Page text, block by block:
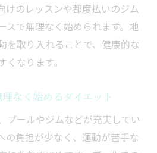
イエット食事改善のポイン
目指す運動術
き締めるシェイプアップ術
かした自宅ダイエット運動メ
けのレッスンや都度払いのジム
スで無理なく始められます。地
を取り入れることで、健康的な
なります。
なく始めるダイエット
プールやジムなどが充実してい
の負担が少なく、運動が苦手な